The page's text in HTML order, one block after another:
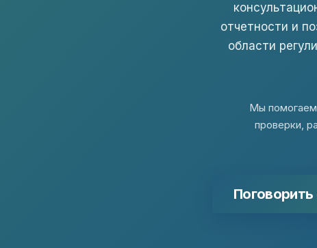
отчетности и
области
Мы помогаем
проверки,